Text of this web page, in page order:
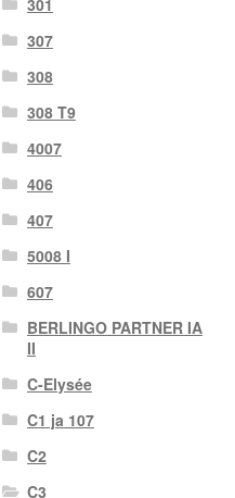
301
307
308
308 T9
4007
406
407
5008 I
607
BERLINGO PARTNER IA
II
C-Elysée
C1 ja 107
C2
C3